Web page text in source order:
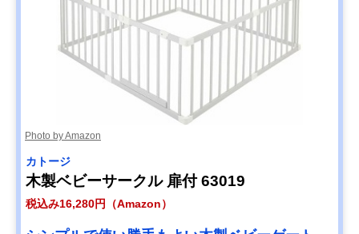
Photo by Amazon
カトージ
木製ベビーサークル 扉付 63019
税込み16,280円（Amazon）